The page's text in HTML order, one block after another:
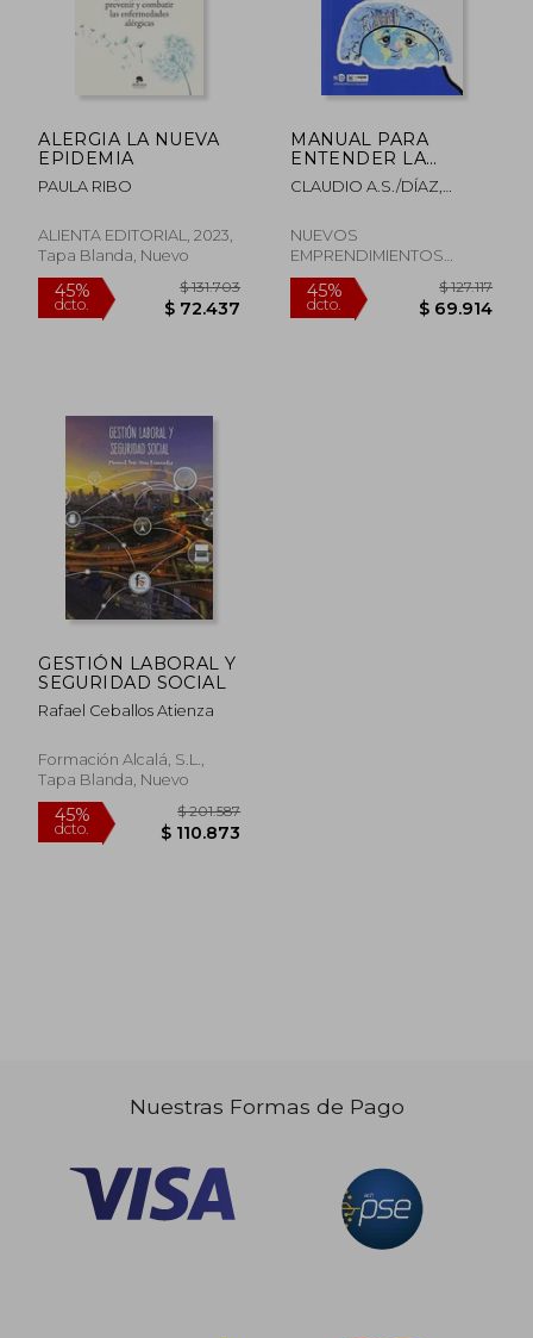
45%
dcto. $ 107.586
ALERGIA LA NUEVA
EPIDEMIA
PAULA RIBO
ALIENTA EDITORIAL, 2023,
Tapa Blanda, Nuevo
MANUAL PARA
ENTENDER LA
ALERGIA
CLAUDIO A.S./DÍAZ,
NUEVOS
EMPRENDIMIENTOS
EDITORIALES, Tapa
Blanda, Nuevo
GESTIÓN LABORAL Y
SEGURIDAD SOCIAL
Rafael Ceballos Atienza
Formación Alcalá, S.L.,
Tapa Blanda, Nuevo
Nuestras Formas de Pago